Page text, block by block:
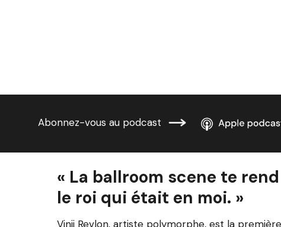
Abonnez-vous au podcast
« La ballroom scene te
le roi qui était en moi. »
Vinii Revlon, artiste polymorphe, est la